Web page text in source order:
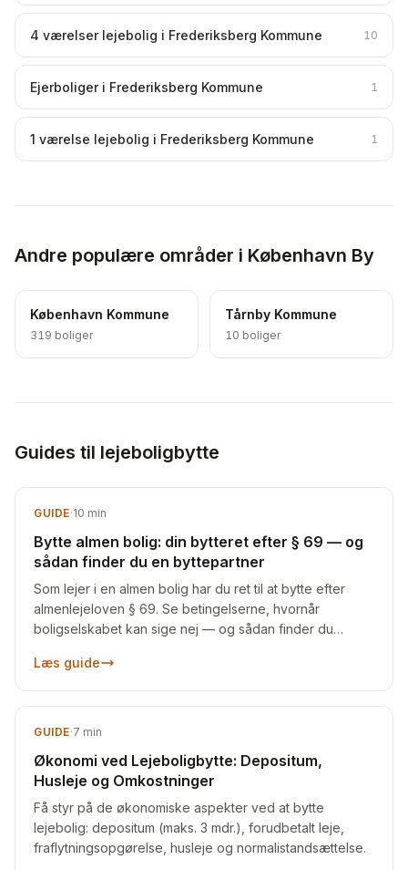
4 værelser lejebolig i Frederiksberg Kommune 10
Ejerboliger i Frederiksberg Kommune 1
1 værelse lejebolig i Frederiksberg Kommune 1
Andre populære områder i København By
København Kommune
319 boliger
Tårnby Kommune
10 boliger
Guides til lejeboligbytte
GUIDE·10 min
Bytte almen bolig: din bytteret efter § 69 — og
sådan finder du en byttepartner
Som lejer i en almen bolig har du ret til at bytte efter
almenlejeloven § 69. Se betingelserne, hvornår
boligselskabet kan sige nej — og sådan finder du
Læs guide
GUIDE·7 min
Økonomi ved Lejeboligbytte: Depositum,
Husleje og Omkostninger
Få styr på de økonomiske aspekter ved at bytte
lejebolig: depositum (maks. 3 mdr.), forudbetalt leje,
fraflytningsopgørelse, husleje og normalistandsættelse.